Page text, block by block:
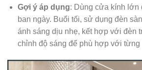
Gợi ý áp dụng: Dùng cửa kính lớn
ban ngày. Buổi tối, sử dụng đèn
ánh sáng dịu nhẹ, kết hợp với đèn
chỉnh độ sáng để phù hợp với từng